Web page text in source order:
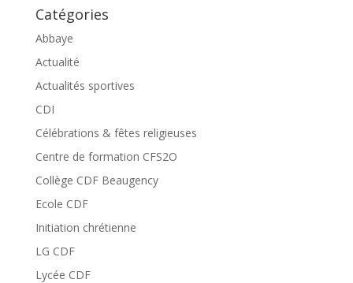
Catégories
Abbaye
Actualité
Actualités sportives
CDI
Célébrations & fêtes religieuses
Centre de formation CFS2O
Collège CDF Beaugency
Ecole CDF
Initiation chrétienne
LG CDF
Lycée CDF